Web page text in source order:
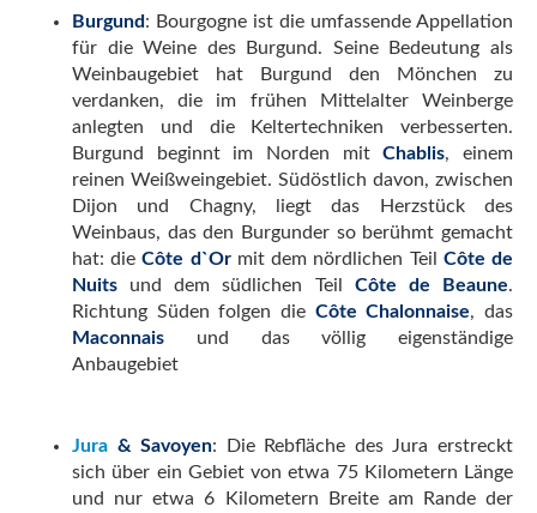
Burgund: Bourgogne ist die umfassende Appellation
für die Weine des Burgund. Seine Bedeutung als
Weinbaugebiet hat Burgund den Mönchen zu
verdanken, die im frühen Mittelalter Weinberge
anlegten und die Keltertechniken verbesserten.
Burgund beginnt im Norden mitChablis, einem
reinen Weißweingebiet. Südöstlich davon, zwischen
Dijon und Chagny, liegt das Herzstück des
Weinbaus, das den Burgunder so berühmt gemacht
hat: dieCôte d`Or mit dem nördlichen Teil Côte de
Nuits und dem südlichen Teil Côte de Beaune.
Richtung Süden folgen die Côte Chalonnaise, das
Maconnais und das völlig eigenständige
Anbaugebiet
Jura &Savoyen: Die Rebfläche des Jura erstreckt
sich über ein Gebiet von etwa 75 Kilometern Länge
und nur etwa 6 Kilometern Breite am Rande der